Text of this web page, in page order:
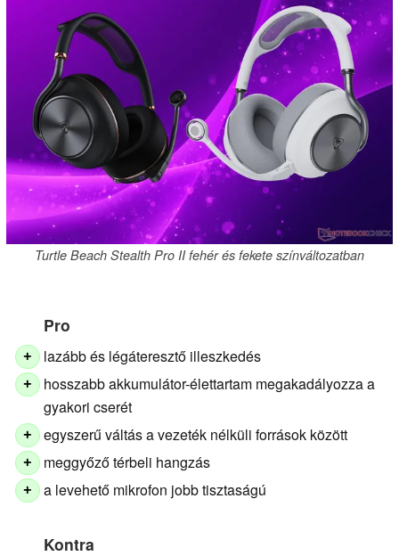
Turtle Beach Stealth Pro II fehér és fekete színváltozatban
Pro
+ lazább és légáteresztő illeszkedés
+
hosszabb akkumulátor-élettartam megakadályozza a
gyakori cserét
+ egyszerű váltás a vezeték nélküli források között
+ meggyőző térbeli hangzás
+ a levehető mikrofon jobb tisztaságú
Kontra